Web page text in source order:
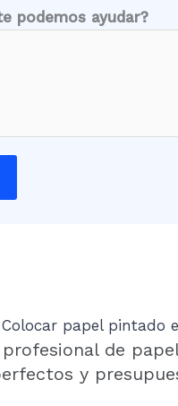
podemos ayudar?
Colocar papel pintado
de
y